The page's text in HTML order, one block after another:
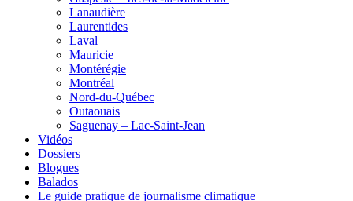
Lanaudière
Laurentides
Laval
Mauricie
Montérégie
Montréal
Nord-du-Québec
Outaouais
Saguenay – Lac-Saint-Jean
Vidéos
Dossiers
Blogues
Balados
Le guide pratique de journalisme climatique